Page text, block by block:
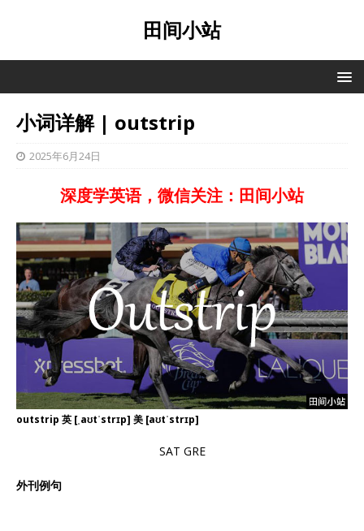
田间小站
小词详解 | outstrip
2025年6月24日
深度学英语，微信关注：田间小站
outstrip 英 [ˌaʊtˈstrɪp] 美 [aʊtˈstrɪp]
SAT GRE
外刊例句